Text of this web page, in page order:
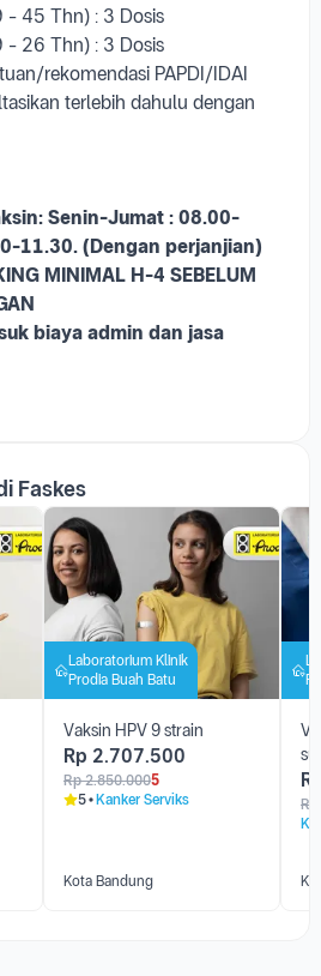
- 45 Thn) : 3 Dosis
- 26 Thn) : 3 Dosis
rekomendasi PAPDI/IDAI
terlebih dahulu dengan
Senin-Jumat : 08.00-
11.30. (Dengan perjanjian)
MINIMAL H-4 SEBELUM
biaya admin dan jasa
Faskes
Laboratorium Klinik
Prodia Buah Batu
Vaksin HPV 9 strain
Rp 2.707.500
Rp 2.850.0005
5
Kanker Serviks
Kota Bandung
Rp